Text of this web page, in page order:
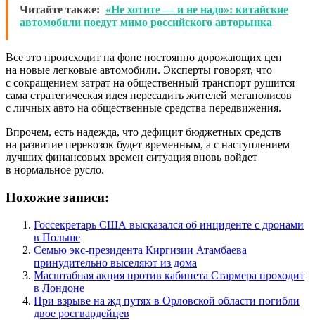
Читайте также: «Не хотите — и не надо»: китайские
автомобили поедут мимо российского авторынка
Все это происходит на фоне постоянно дорожающих цен
на новые легковые автомобили. Эксперты говорят, что
с сокращением затрат на общественный транспорт рушится
сама стратегическая идея пересадить жителей мегаполисов
с личных авто на общественные средства передвижения.
Впрочем, есть надежда, что дефицит бюджетных средств
на развитие перевозок будет временным, а с наступлением
лучших финансовых времен ситуация вновь войдет
в нормальное русло.
Похожие записи:
Госсекретарь США высказался об инциденте с дронами
в Польше
Семью экс-президента Киргизии Атамбаева
принудительно выселяют из дома
Масштабная акция против кабинета Стармера проходит
в Лондоне
При взрыве на жд путях в Орловской области погибли
двое росгвардейцев